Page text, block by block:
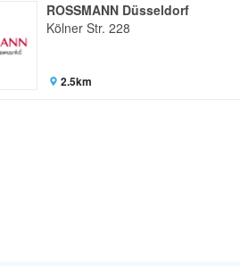
ROSSMANN Düsseldorf
Kölner Str. 228
2.5km